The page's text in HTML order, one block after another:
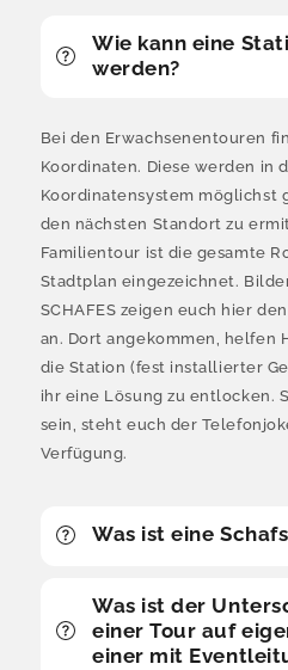
Wie kann eine
werden?
Bei den Erwachsenentouren
Koordinaten. Diese werden in
Koordinatensystem möglichst
den nächsten Standort zu
Familientour ist die gesamte
Stadtplan eingezeichnet.
SCHAFES zeigen euch hier
an. Dort angekommen, helfen
die Station (fest installierter
ihr eine Lösung zu entlocken.
sein, steht euch der
Verfügung.
Was ist eine
Was ist der
einer Tour auf
einer mit